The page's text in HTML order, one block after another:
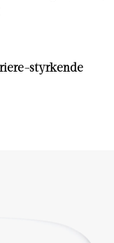
styrkende